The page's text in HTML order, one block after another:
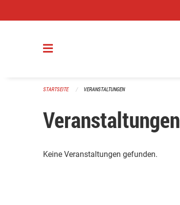
STARTSEITE VERANSTALTUNGEN
Veranstaltungen
Keine Veranstaltungen gefunden.